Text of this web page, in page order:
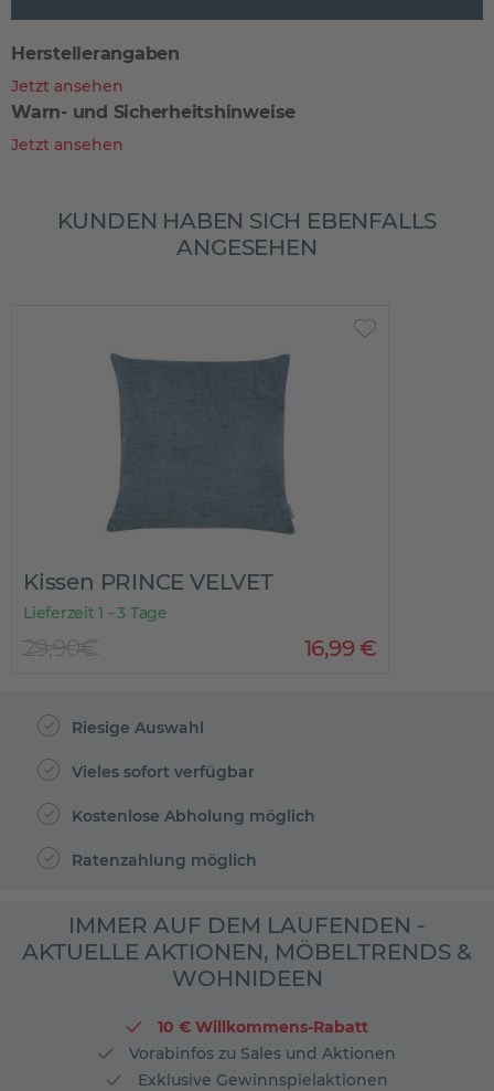
Herstellerangaben
Jetzt ansehen
Warn- und Sicherheitshinweise
Jetzt ansehen
KUNDEN HABEN SICH EBENFALLS
ANGESEHEN
Kissen PRINCE VELVET
Lieferzeit 1 - 3 Tage
16,99€
29,90€
Riesige Auswahl
Vieles sofort verfügbar
Kostenlose Abholung möglich
Ratenzahlung möglich
IMMER AUF DEM LAUFENDEN -
AKTUELLE AKTIONEN, MÖBELTRENDS &
WOHNIDEEN
10 € Willkommens-Rabatt
Vorabinfos zu Sales und Aktionen
Exklusive Gewinnspielaktionen